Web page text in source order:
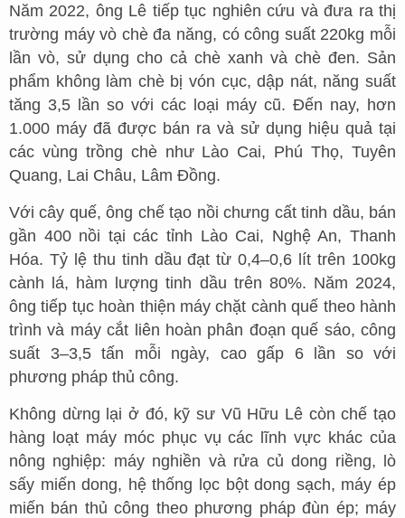
Năm 2022, ông Lê tiếp tục nghiên cứu và đưa ra thị
trường máy vò chè đa năng, có công suất 220kg mỗi
lần vò, sử dụng cho cả chè xanh và chè đen. Sản
phẩm không làm chè bị vón cục, dập nát, năng suất
tăng 3,5 lần so với các loại máy cũ. Đến nay, hơn
1.000 máy đã được bán ra và sử dụng hiệu quả tại
các vùng trồng chè như Lào Cai, Phú Thọ, Tuyên
Quang, Lai Châu, Lâm Đồng.
Với cây quế, ông chế tạo nồi chưng cất tinh dầu, bán
gần 400 nồi tại các tỉnh Lào Cai, Nghệ An, Thanh
Hóa. Tỷ lệ thu tinh dầu đạt từ 0,4–0,6 lít trên 100kg
cành lá, hàm lượng tinh dầu trên 80%. Năm 2024,
ông tiếp tục hoàn thiện máy chặt cành quế theo hành
trình và máy cắt liên hoàn phân đoạn quế sáo, công
suất 3–3,5 tấn mỗi ngày, cao gấp 6 lần so với
phương pháp thủ công.
Không dừng lại ở đó, kỹ sư Vũ Hữu Lê còn chế tạo
hàng loạt máy móc phục vụ các lĩnh vực khác của
nông nghiệp: máy nghiền và rửa củ dong riềng, lò
sấy miến dong, hệ thống lọc bột dong sạch, máy ép
miến bán thủ công theo phương pháp đùn ép; máy